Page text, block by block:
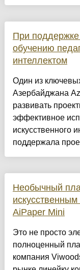
При поддержке
обучению
интеллектом
Один из
Азербайджана
развивать
эффективное
искусственного
поддержала
Необычный
AiPaper Mini
Это не просто
полноценный
компания